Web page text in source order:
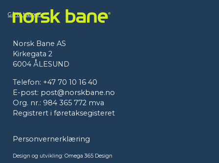
Gå til toppen
Norsk Bane AS
Kirkegata 2
6004 ÅLESUND
Telefon: +47 70 10 16 40
E-post: post@norskbane.no
Org. nr.: 984 365 772 mva
Registrert i føretaksegisteret
Personvernerklæring
Design og utvikling: Omega 365 Design